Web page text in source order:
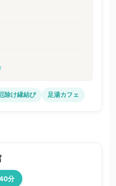
除け縁結び 足湯カフェ
分